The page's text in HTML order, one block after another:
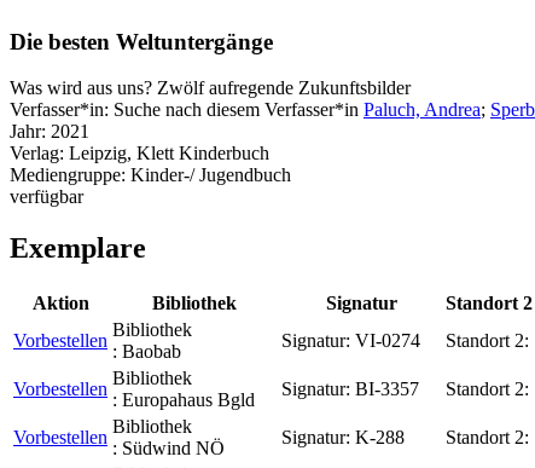
Die besten Weltuntergänge
Was wird aus uns? Zwölf aufregende Zukunftsbilder
Verfasser*in: Suche nach diesem Verfasser*in Paluch, Andrea;
Jahr: 2021
Verlag: Leipzig, Klett Kinderbuch
Mediengruppe: Kinder-/ Jugendbuch
verfügbar
Exemplare
Aktion Bibliothek Signatur Standort 2
Vorbestellen
Bibliothek
: Baobab
Signatur: VI-0274 Standort 2:
Vorbestellen
Bibliothek
: Europahaus Bgld
Signatur: BI-3357 Standort 2:
Vorbestellen
Bibliothek
: Südwind NÖ
Signatur: K-288 Standort 2: